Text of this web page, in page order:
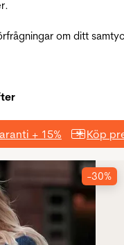
om ditt
+ 15% Köp
-30%